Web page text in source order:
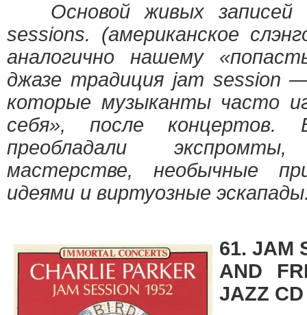
Основой живых записей
sessions. (американское
аналогично нашему
джазе традиция jam session
которые музыканты часто
себя», после
преобладали
мастерстве, необычные
идеями и виртуозные
61. JAM
AND
JAZZ